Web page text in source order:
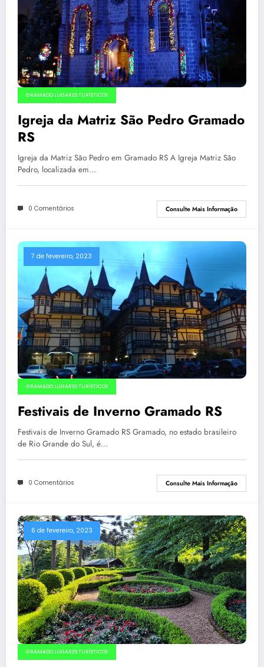
GRAMADO LUGARES TURÍSTICOS
Igreja da Matriz São Pedro Gramado
RS
Igreja da Matriz São Pedro em Gramado RS A Igreja Matriz São
Pedro, localizada em…
0 Comentários Consulte Mais Informação
7 de fevereiro, 2023
GRAMADO LUGARES TURÍSTICOS
Festivais de Inverno Gramado RS
Festivais de Inverno Gramado RS Gramado, no estado brasileiro
de Rio Grande do Sul, é…
0 Comentários Consulte Mais Informação
6 de fevereiro, 2023
GRAMADO LUGARES TURÍSTICOS